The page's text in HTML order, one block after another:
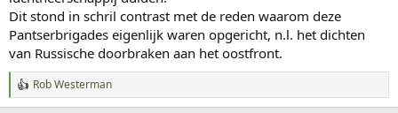
Dit stond in schril contrast met de reden waarom deze
Pantserbrigades eigenlijk waren opgericht, n.l. het dichten
van Russische doorbraken aan het oostfront.
W
a
Rob Westerman